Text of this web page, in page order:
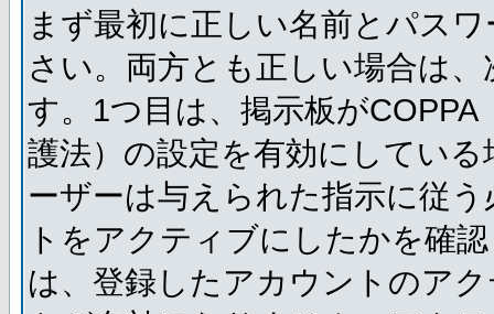
まず最初に正しい名前とパス
さい。両方とも正しい場合は
す。1つ目は、掲示板が
護法）の設定を有効にしてい
ーザーは与えられた指示に従
トをアクティブにしたかを確
は、登録したアカウントのア